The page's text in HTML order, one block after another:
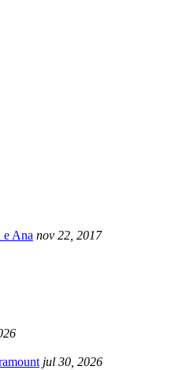
e Ana nov 22, 2017
jul 30, 2026